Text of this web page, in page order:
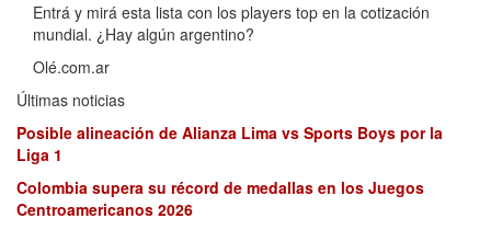
Entrá y mirá esta lista con los players top en la cotización
mundial. ¿Hay algún argentino?
Olé.com.ar
Últimas noticias
Posible alineación de Alianza Lima vs Sports Boys por la
Liga 1
Colombia supera su récord de medallas en los Juegos
Centroamericanos 2026